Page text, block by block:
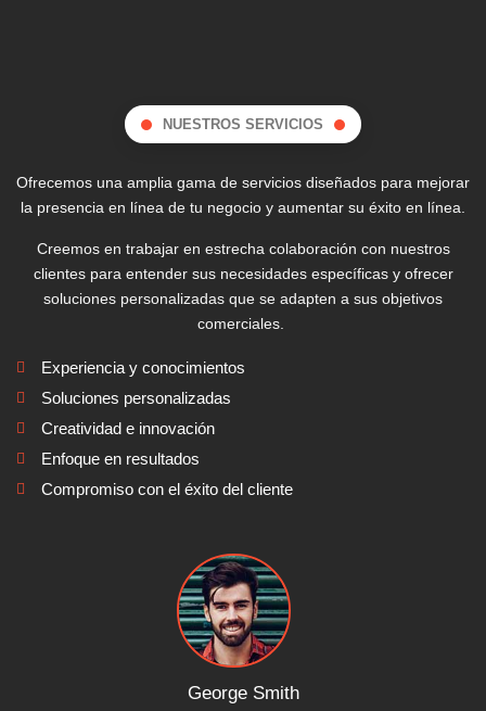
NUESTROS SERVICIOS
Ofrecemos una amplia gama de servicios diseñados para mejorar
la presencia en línea de tu negocio y aumentar su éxito en línea.
Creemos en trabajar en estrecha colaboración con nuestros
clientes para entender sus necesidades específicas y ofrecer
soluciones personalizadas que se adapten a sus objetivos
comerciales.
Experiencia y conocimientos
Soluciones personalizadas
Creatividad e innovación
Enfoque en resultados
Compromiso con el éxito del cliente
George Smith